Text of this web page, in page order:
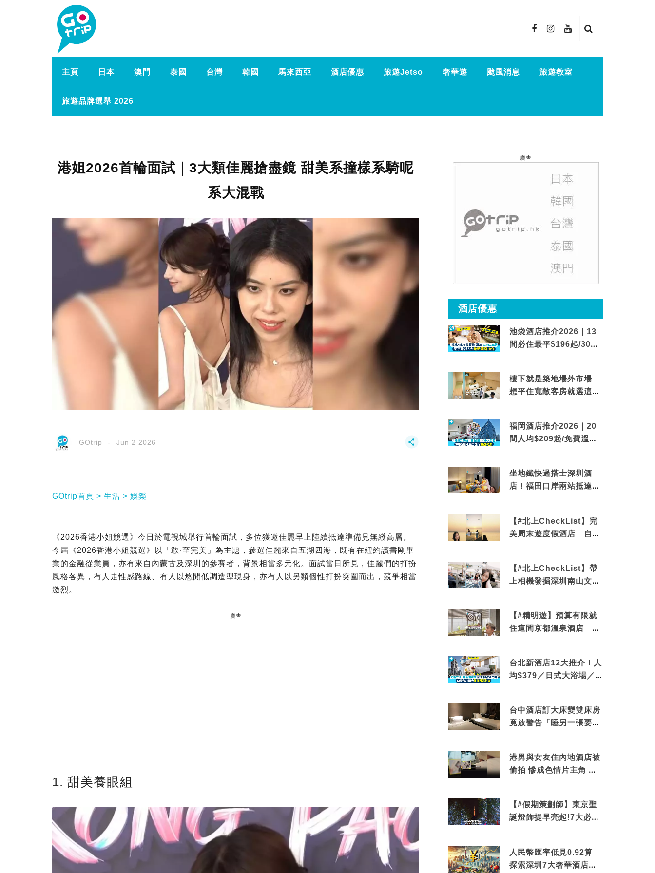
主頁 日本 澳門 泰國 台灣 韓國 馬來西亞 酒店優惠 旅遊Jetso 奢華遊 颱風消息 旅遊教室
旅遊品牌選舉 2026
港姐2026首輪面試｜3大類佳麗搶盡鏡 甜美系撞樣系騎呢
系大混戰
GOtrip Jun 2 2026
GOtrip首頁 生活 娛樂
《2026香港小姐競選》今日於電視城舉行首輪面試，多位獲邀佳麗早上陸續抵達準備見無綫高層。
今屆《2026香港小姐競選》以「敢·至完美」為主題，參選佳麗來自五湖四海，既有在紐約讀書剛畢
業的金融從業員，亦有來自內蒙古及深圳的參賽者，背景相當多元化。面試當日所見，佳麗們的打扮
風格各異，有人走性感路線、有人以悠閒低調造型現身，亦有人以另類個性打扮突圍而出，競爭相當
激烈。
廣告
1. 甜美養眼組
廣告
酒店優惠
池袋酒店推介2026｜13
間必住最平$196起/30秒
樓下就是築地場外市場
想平住寬敞客房就選這間
福岡酒店推介2026｜20
間人均$209起/免費溫泉/
坐地鐵快過搭士深圳酒
店！福田口岸兩站抵達
【#北上CheckList】完
美周末遊度假酒店 自帶
【#北上CheckList】帶
上相機發掘深圳南山文藝
【#精明遊】預算有限就
住這間京都溫泉酒店 車
台北新酒店12大推介！人
均$379／日式大浴場／1
台中酒店訂大床變雙床房
竟放警告「睡另一張要加
港男與女友住內地酒店被
偷拍 慘成色情片主角 鏡
【#假期策劃師】東京聖
誕燈飾提早亮起!7大必去
人民幣匯率低見0.92算
探索深圳7大奢華酒店體